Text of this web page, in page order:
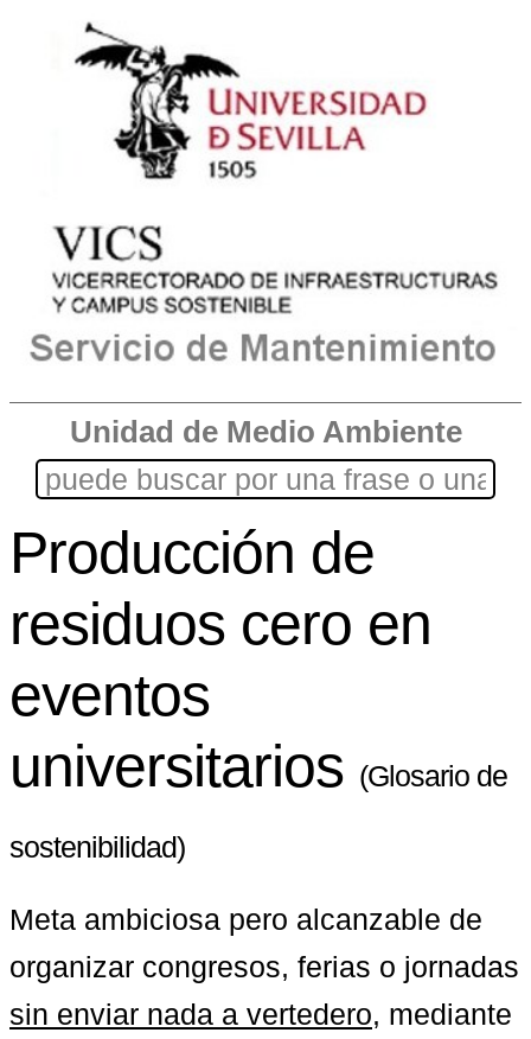
Unidad de Medio Ambiente
Producción de
residuos cero en
eventos
universitarios (Glosario de
sostenibilidad)
Meta ambiciosa pero alcanzable de
sin enviar nada a vertedero, mediante